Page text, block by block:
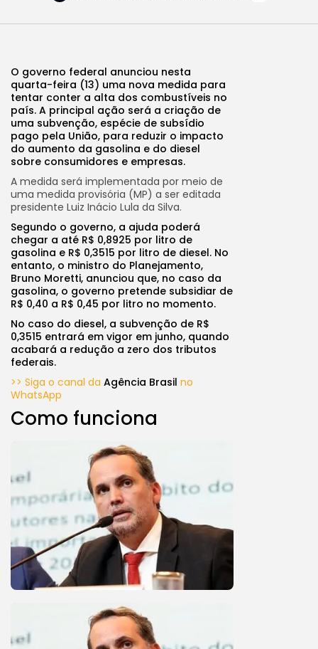
O governo federal anunciou nesta
quarta-feira (13) uma nova medida para
tentar conter a alta dos combustíveis no
país. A principal ação será a criação de
uma subvenção, espécie de subsídio
pago pela União, para reduzir o impacto
do aumento da gasolina e do diesel
sobre consumidores e empresas.
A medida será implementada por meio de
uma medida provisória (MP) a ser editada
presidente Luiz Inácio Lula da Silva.
Segundo o governo, a ajuda poderá
chegar a até R$ 0,8925 por litro de
gasolina e R$ 0,3515 por litro de diesel. No
entanto, o ministro do Planejamento,
Bruno Moretti, anunciou que, no caso da
gasolina, o governo pretende subsidiar de
R$ 0,40 a R$ 0,45 por litro no momento.
No caso do diesel, a subvenção de R$
0,3515 entrará em vigor em junho, quando
acabará a redução a zero dos tributos
federais.
>> Siga o canal da Agência Brasil no
WhatsApp
Como funciona